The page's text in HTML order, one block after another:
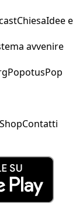
ChiesaIdee e
avvenire
PopotusPop
ShopContatti